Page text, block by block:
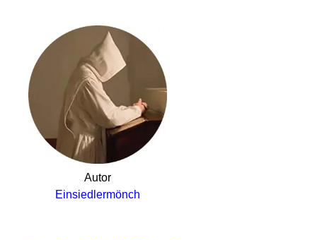
Autor
Einsiedlermönch